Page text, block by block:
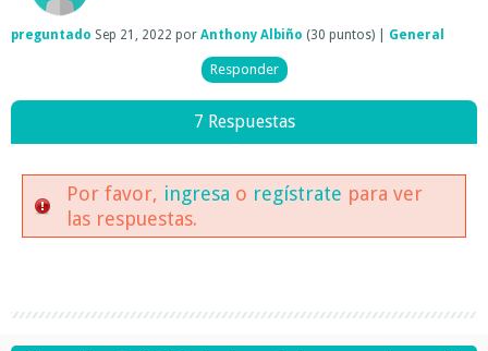
preguntado Sep 21, 2022 por Anthony Albiño (30 puntos) General
7 Respuestas
Por favor, ingresa o regístrate para ver
las respuestas.